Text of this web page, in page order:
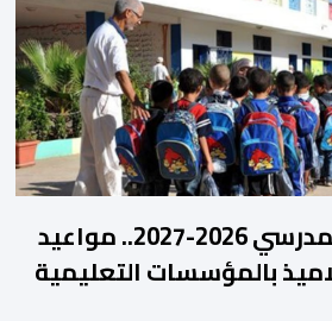
تفاصيل الدخول المدرسي 2026-2027.. مواعيد
بالمؤسسات التعليمية